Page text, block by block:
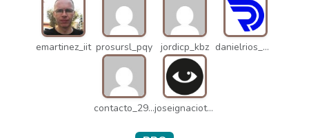
emartinez_iit prosursl_pqy jordicp_kbz danielrios_mqb
contacto_2906 joseignaciot_q66